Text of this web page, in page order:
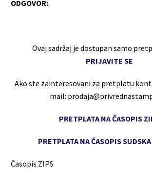
ODGOVOR:
Ovaj sadržaj je dostupan samo
PRIJAVITE SE
Ako ste zainteresovani za pretplatu
mail:
PRETPLATA NA ČASOPIS
PRETPLATA NA ČASOPIS
Časopis ZIPS